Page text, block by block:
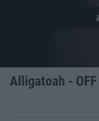
Alligatoah - OFF